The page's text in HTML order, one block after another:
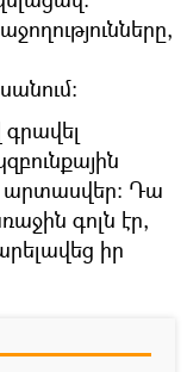
արտասվեր: Դա
գոլն էր,
իր